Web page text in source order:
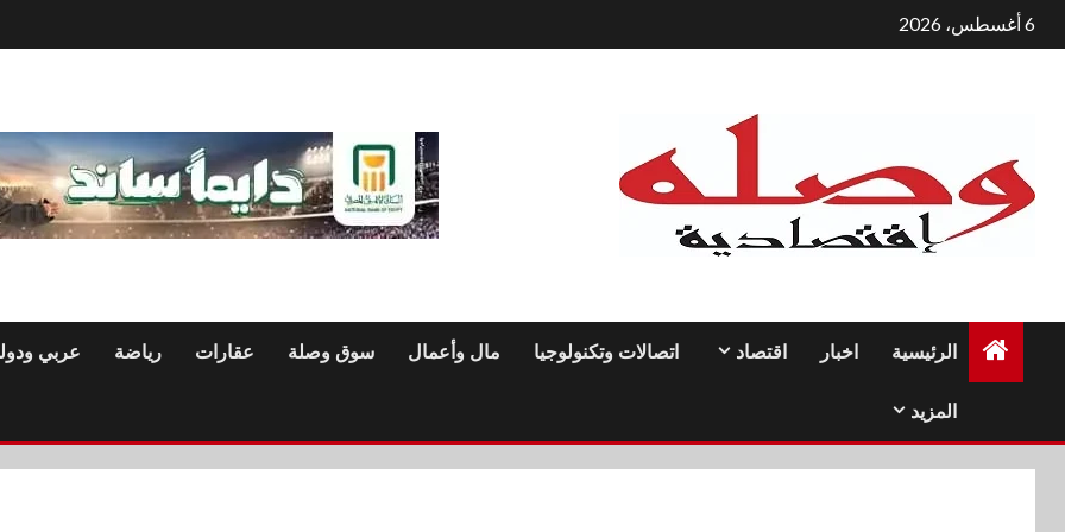
التجاوز
إلى
6 أغسطس، 2026
الرئيسية اخبار اقتصاد اتصالات وتكنولوجيا مال وأعمال سوق وصلة عقارات رياضة عربي
المزيد